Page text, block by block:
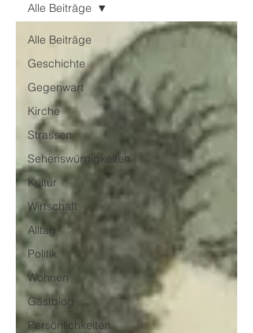
Alle Beiträge
Geschichte
Gegenwart
Kirche
Strassen
Sehenswürdigkeiten
Kultur
Wirtschaft
Alltag
Politik
Wohnen
Gastblog
Persönlichkeiten
Alle Beiträge